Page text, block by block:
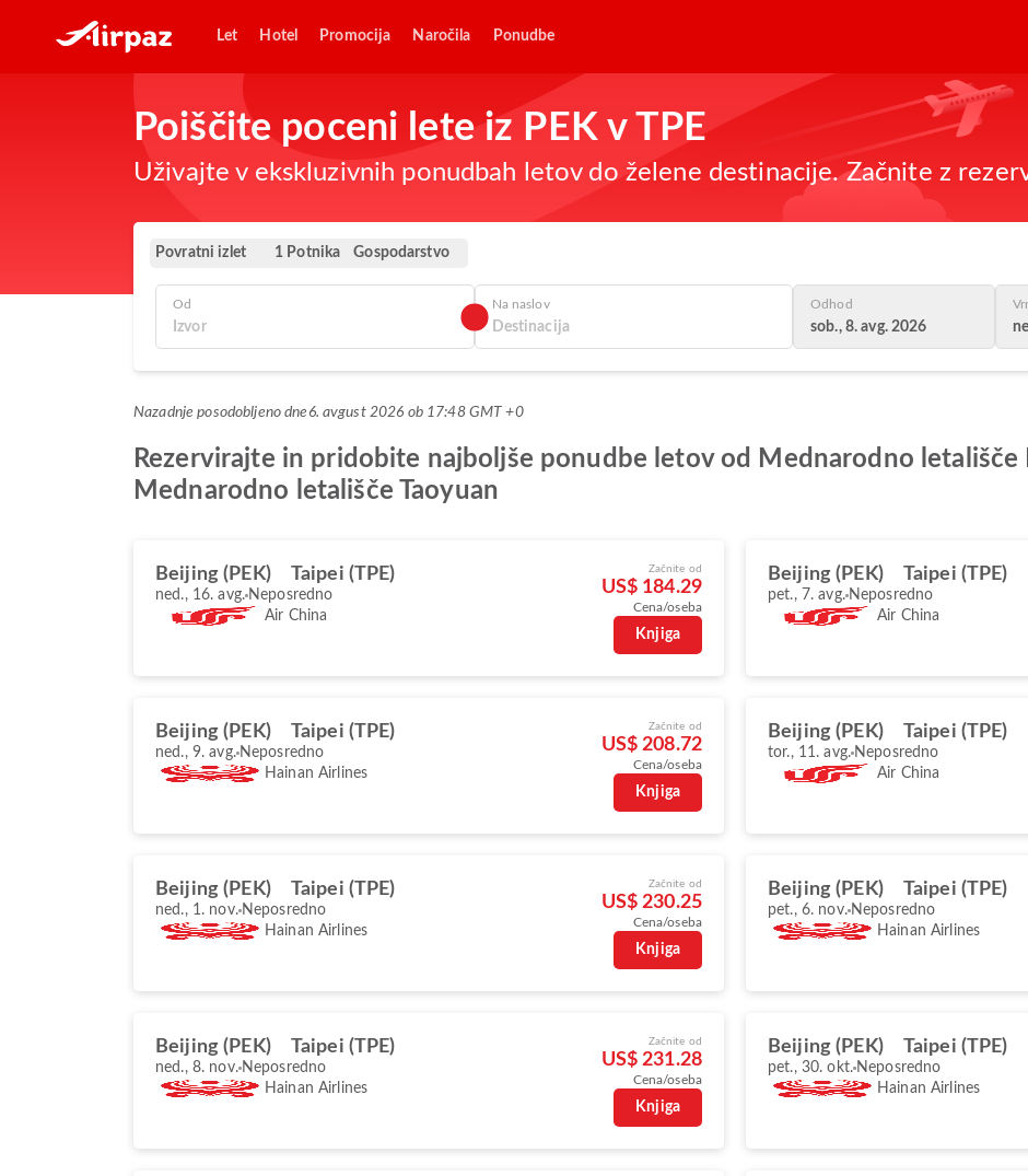
Let Hotel Promocija Naročila Ponudbe
Poiščite poceni lete iz PEK v TPE
Uživajte v ekskluzivnih ponudbah letov do želene destinacije. Začnite z
Povratni izlet 1 Potnika Gospodarstvo
Od Na naslov Odhod
sob., 8. avg. 2026
Nazadnje posodobljeno dne 6. avgust 2026 ob 17:48 GMT +0
Rezervirajte in pridobite najboljše ponudbe letov od Mednarodno letališče
Mednarodno letališče Taoyuan
Beijing (PEK) Taipei (TPE)
ned., 16. avg. Neposredno
Air China
Začnite od
US$ 184.29
Cena/oseba
Knjiga
Beijing (PEK) Taipei (TPE)
pet., 7. avg. Neposredno
Air China
Beijing (PEK) Taipei (TPE)
ned., 9. avg. Neposredno
Hainan Airlines
Začnite od
US$ 208.72
Cena/oseba
Knjiga
Beijing (PEK) Taipei (TPE)
tor., 11. avg. Neposredno
Air China
Beijing (PEK) Taipei (TPE)
ned., 1. nov. Neposredno
Hainan Airlines
Začnite od
US$ 230.25
Cena/oseba
Knjiga
Beijing (PEK) Taipei (TPE)
pet., 6. nov. Neposredno
Hainan Airlines
Beijing (PEK) Taipei (TPE)
ned., 8. nov. Neposredno
Hainan Airlines
Začnite od
US$ 231.28
Cena/oseba
Knjiga
Beijing (PEK) Taipei (TPE)
pet., 30. okt. Neposredno
Hainan Airlines